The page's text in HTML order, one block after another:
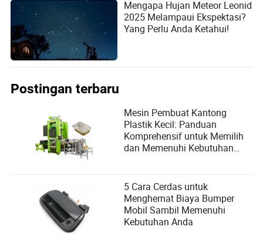
Mengapa Hujan Meteor Leonid
2025 Melampaui Ekspektasi?
Yang Perlu Anda Ketahui!
Postingan terbaru
Mesin Pembuat Kantong
Plastik Kecil: Panduan
Komprehensif untuk Memilih
dan Memenuhi Kebutuhan
5 Cara Cerdas untuk
Menghemat Biaya Bumper
Mobil Sambil Memenuhi
Kebutuhan Anda